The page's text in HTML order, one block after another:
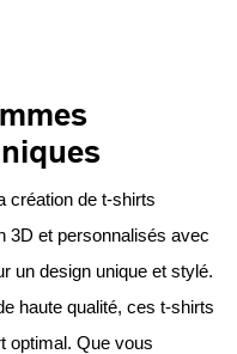
création de t-shirts
3D et personnalisés avec
un design unique et stylé.
haute qualité, ces t-shirts
optimal. Que vous